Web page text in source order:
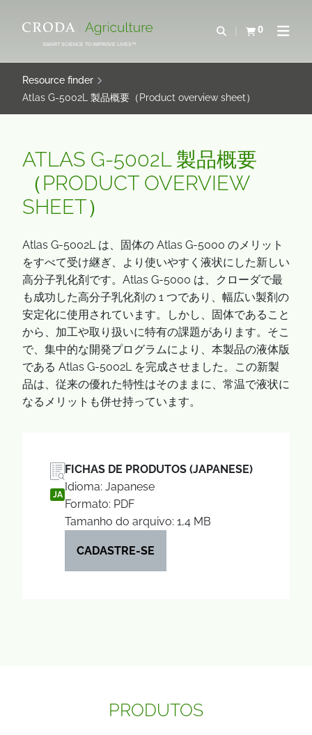
PARA
CONTEÚDO
PARA
MENU
SMART SCIENCE TO IMPROVE LIVES™
Abrir pesquisa
0
Exibir cestaAbrir
Resource finder
Atlas G-5002L 製品概要（Product overview sheet）
ATLAS G-5002L 製品概要
（PRODUCT OVERVIEW
SHEET）
Atlas G-5002L は、固体の Atlas G-5000 のメリット
をすべて受け継ぎ、より使いやすく液状にした新しい
高分子乳化剤です。Atlas G-5000 は、クローダで最
も成功した高分子乳化剤の 1 つであり、幅広い製剤の
安定化に使用されています。しかし、固体であること
から、加工や取り扱いに特有の課題があります。そこ
で、集中的な開発プログラムにより、本製品の液体版
である Atlas G-5002L を完成させました。この新製
品は、従来の優れた特性はそのままに、常温で液状に
なるメリットも併せ持っています。
JA
FICHAS DE PRODUTOS (JAPANESE)
Idioma: Japanese
Formato: PDF
Tamanho do arquivo: 1,4 MB
CADASTRE-SE
PRODUTOS